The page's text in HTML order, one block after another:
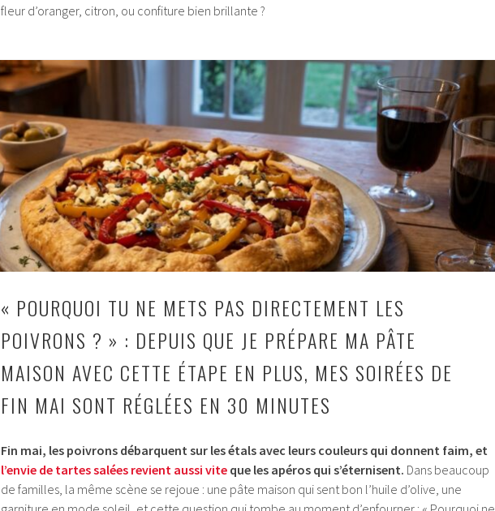
fleur d’oranger, citron, ou confiture bien brillante ?
« POURQUOI TU NE METS PAS DIRECTEMENT LES
POIVRONS ? » : DEPUIS QUE JE PRÉPARE MA PÂTE
MAISON AVEC CETTE ÉTAPE EN PLUS, MES SOIRÉES DE
FIN MAI SONT RÉGLÉES EN 30 MINUTES
Fin mai, les poivrons débarquent sur les étals avec leurs couleurs qui donnent faim, et
l’envie de tartes salées revient aussi vite que les apéros qui s’éternisent. Dans beaucoup
de familles, la même scène se rejoue : une pâte maison qui sent bon l’huile d’olive, une